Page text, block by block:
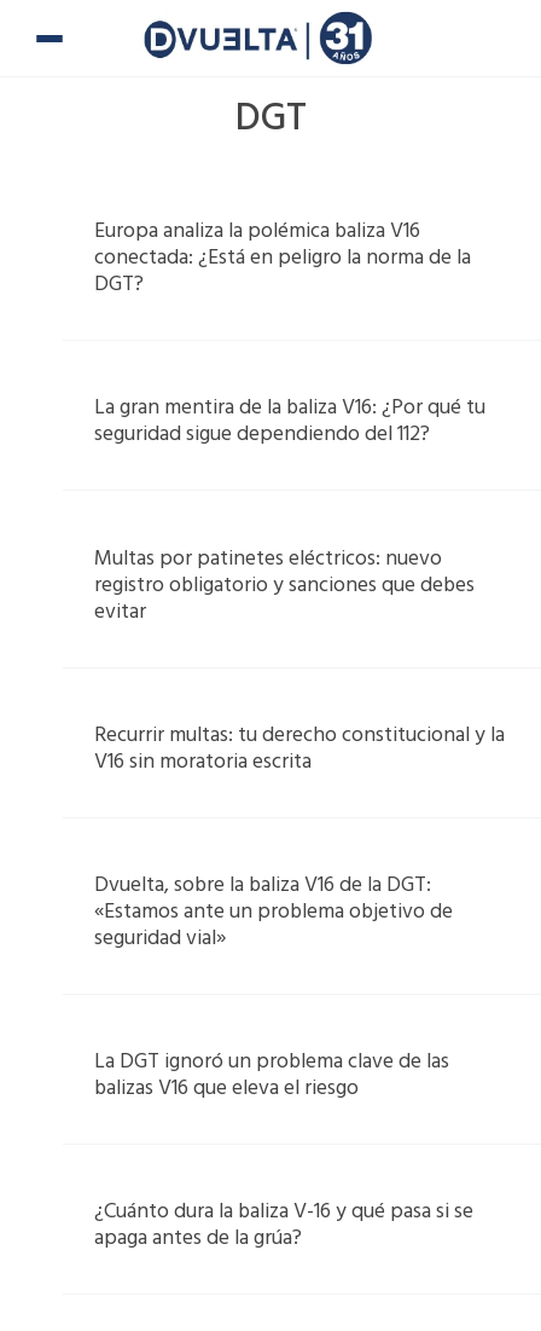
DGT
Europa analiza la polémica baliza V16
conectada: ¿Está en peligro la norma de la
DGT?
La gran mentira de la baliza V16: ¿Por qué tu
seguridad sigue dependiendo del 112?
Multas por patinetes eléctricos: nuevo
registro obligatorio y sanciones que debes
evitar
Recurrir multas: tu derecho constitucional y la
V16 sin moratoria escrita
Dvuelta, sobre la baliza V16 de la DGT:
«Estamos ante un problema objetivo de
seguridad vial»
La DGT ignoró un problema clave de las
balizas V16 que eleva el riesgo
¿Cuánto dura la baliza V-16 y qué pasa si se
apaga antes de la grúa?